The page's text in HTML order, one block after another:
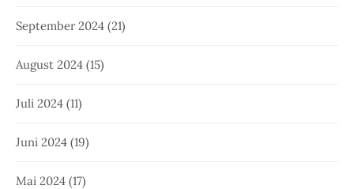
September 2024 (21)
August 2024 (15)
Juli 2024 (11)
Juni 2024 (19)
Mai 2024 (17)